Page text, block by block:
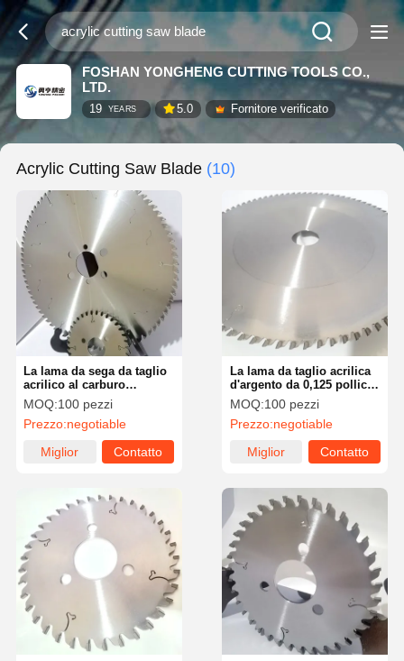
FOSHAN YONGHENG CUTTING TOOLS CO.,
LTD.
19 YEARS 5.0 Fornitore verificato
Acrylic Cutting Saw Blade (10)
La lama da sega da taglio
acrilico al carburo
d'argento è resistente alla
corrosione
MOQ:100 pezzi
Prezzo:negotiable
Miglior
Contatto
La lama da taglio acrilica
d'argento da 0,125 pollici
per un taglio costante e
preciso
MOQ:100 pezzi
Prezzo:negotiable
Miglior
Contatto